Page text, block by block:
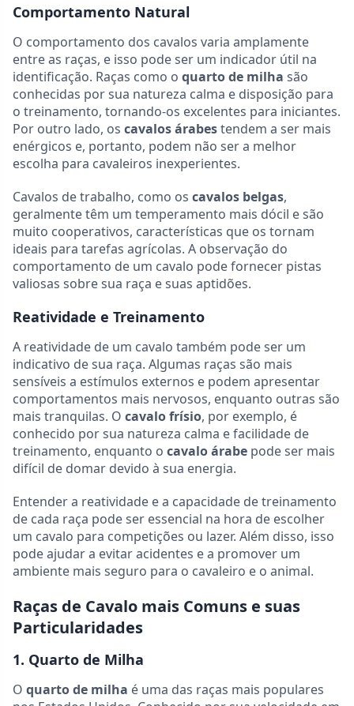
Comportamento Natural
O comportamento dos cavalos varia amplamente
entre as raças, e isso pode ser um indicador útil na
identificação. Raças como o quarto de milha são
conhecidas por sua natureza calma e disposição para
o treinamento, tornando-os excelentes para iniciantes.
Por outro lado, os cavalos árabestendem a ser mais
enérgicos e, portanto, podem não ser a melhor
escolha para cavaleiros inexperientes.
Cavalos de trabalho, como os cavalos belgas,
geralmente têm um temperamento mais dócil e são
muito cooperativos, características que os tornam
ideais para tarefas agrícolas. A observação do
comportamento de um cavalo pode fornecer pistas
valiosas sobre sua raça e suas aptidões.
Reatividade e Treinamento
A reatividade de um cavalo também pode ser um
indicativo de sua raça. Algumas raças são mais
sensíveis a estímulos externos e podem apresentar
comportamentos mais nervosos, enquanto outras são
mais tranquilas. O cavalo frísio, por exemplo, é
conhecido por sua natureza calma e facilidade de
treinamento, enquanto o cavalo árabe pode ser mais
difícil de domar devido à sua energia.
Entender a reatividade e a capacidade de treinamento
de cada raça pode ser essencial na hora de escolher
um cavalo para competições ou lazer. Além disso, isso
pode ajudar a evitar acidentes e a promover um
ambiente mais seguro para o cavaleiro e o animal.
Raças de Cavalo mais Comuns e suas
Particularidades
1. Quarto de Milha
O quarto de milha é uma das raças mais populares